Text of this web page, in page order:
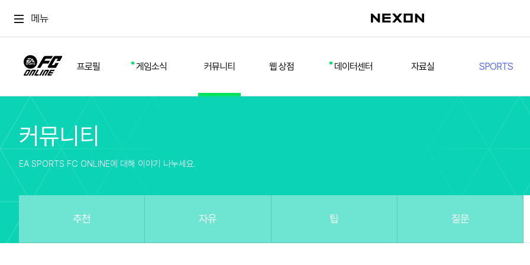
메뉴
프로필 게임소식 커뮤니티 웹 상점 데이터센터 자료실 SPORTS
스쿼드
경기 기록
커뮤니티
방명록
설정
업데이트
유저 가이드
게임 플레이 버그 제보
훈련코치/특성 도우미
스쿼드 피드
커뮤니티
EA SPORTS FC ONLINE에 대해 이야기 나누세요.
추천 자유 팁 질문